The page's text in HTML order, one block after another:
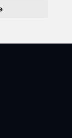
sowie Auskunft